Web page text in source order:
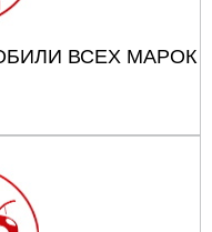
ВСЕХ МАРОК